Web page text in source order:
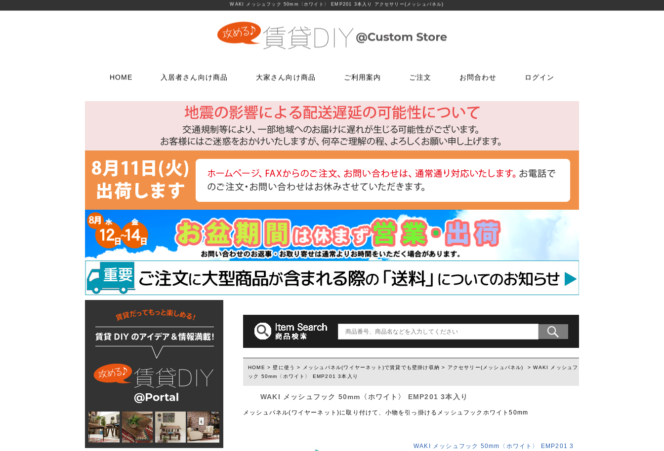
WAKI メッシュフック 50mm〈ホワイト〉 EMP201 3本入り アクセサリー(メッシュパネル)
HOME 入居者さん向け商品
ウォールステッカー
ラスティシリーズ
掃除・汚れ・サビ落し
扉・窓・家具に使う
つまみ
丁番
スイッチプレート
コンセントプレート
ダボ
あおり止め
吊り金具
固定金具
掛金
隅金
建築金物
床に使う
貼ってはがせるクッションフロア
フローリング補修グッズ
貼って剥がせるカーペットシート
ジョイントロック
水回りに使う
FiberFix(ファイバーフックス)
木材・材料
塗装済み木材UROCO
工具・道具
ローラー・ハケ
マスカー
その他道具類
反射・蓄光・フェルトテープ
接着剤
ゴムロープ・ゴムバンド
ビス・サブパーツ
ソーホースブラケット
テーブル脚
石膏ボード用アンカー
棚柱
コンクリート等用アンカー
1×4、2×4の木材専用連結金具
「ジョイントプレート」
かんたんあんしん珪藻土
取っ手(ダルトン)
つまみ(ダルトン)
フック(ダルトン)
ウィルス・菌除去シート
大家さん向け商品
トイレ用品
浴室用品
流し台所用品
洗面用品
配管部品
水廻りアクセサリー
鍵・ドアノブ交換パーツ
玄関扉の錠・ドアノブ
浴室用ドアノブ
室内用ドアノブ
トイレ用ドアノブ
室内用鍵付きドアノブ
ウィルス・菌除去シート
床に使う
貼ってはがせるクッションフロア
フローリング補修グッズ
貼って剥がせるカーペットシート
ジョイントロック
水回りに使う
特選商品
アルコールチェッカー
特注アミド
ご利用案内 ご注文
お電話でのご注文
06-6723-5060
カスタマーセンター
平日9：30～17：00
FAXでのご注文
06-7635-5174
FAX注文用紙はこちら
メールでのご注文はこちら
お問合わせ
問合わせフォーム
こちらから
お電話でのご注文
06-6723-5060
カスタマーセンター
平日9：30～17：00
LINEでお問合せは
こちらから友達追加
ログイン
HOME >壁に使う > メッシュパネル(ワイヤーネット)で賃貸でも壁掛け収納 > アクセサリー(メッシュパネル)
> WAKI メッシュフ
ック 50mm〈ホワイト〉 EMP201 3本入り
WAKI メッシュフック 50mm〈ホワイト〉 EMP201 3本入り
メッシュパネル(ワイヤーネット)に取り付けて、小物を引っ掛けるメッシュフックホワイト50mm
WAKI メッシュフック 50mm〈ホワイト〉 EMP201 3